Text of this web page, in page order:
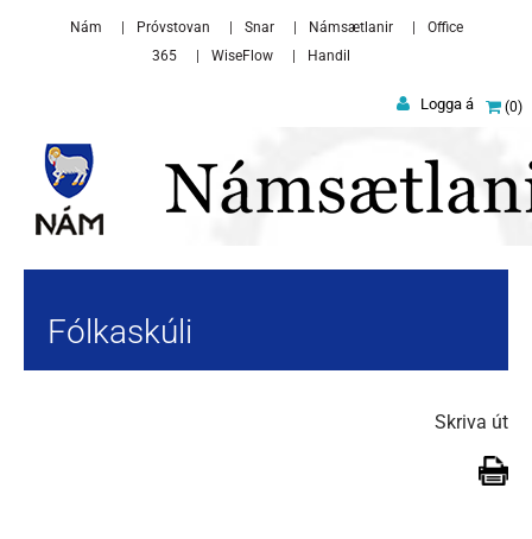
Nám Próvstovan Snar Námsætlanir
Office
365
WiseFlow Handil
0
Logga á
Fólkaskúli
Skriva út